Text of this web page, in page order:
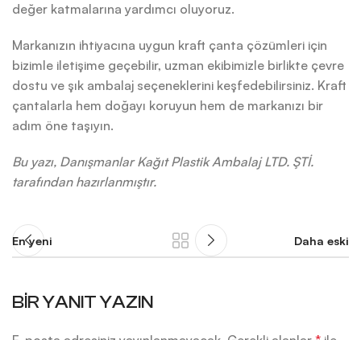
değer katmalarına yardımcı oluyoruz.
Markanızın ihtiyacına uygun kraft çanta çözümleri için
bizimle iletişime geçebilir, uzman ekibimizle birlikte çevre
dostu ve şık ambalaj seçeneklerini keşfedebilirsiniz. Kraft
çantalarla hem doğayı koruyun hem de markanızı bir
adım öne taşıyın.
Bu yazı, Danışmanlar Kağıt Plastik Ambalaj LTD. ŞTİ.
tarafından hazırlanmıştır.
En yeni Daha eski
BIR YANIT YAZIN